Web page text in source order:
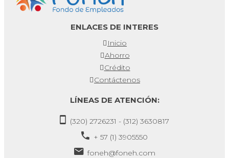
ENLACES DE INTERES
Inicio
Ahorro
Crédito
Contáctenos
LÍNEAS DE ATENCIÓN:
(320) 2726231 - (312) 3630817
+ 57 (1) 3905550
foneh@foneh.com